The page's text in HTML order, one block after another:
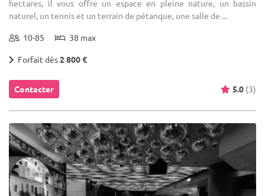
hectares, il vous offre un espace en pleine nature, un bassin
naturel, un tennis et un terrain de pétanque, une salle de ...
10-85 38 max
Forfait dès2 800 €
Contacter 5.0 (3)